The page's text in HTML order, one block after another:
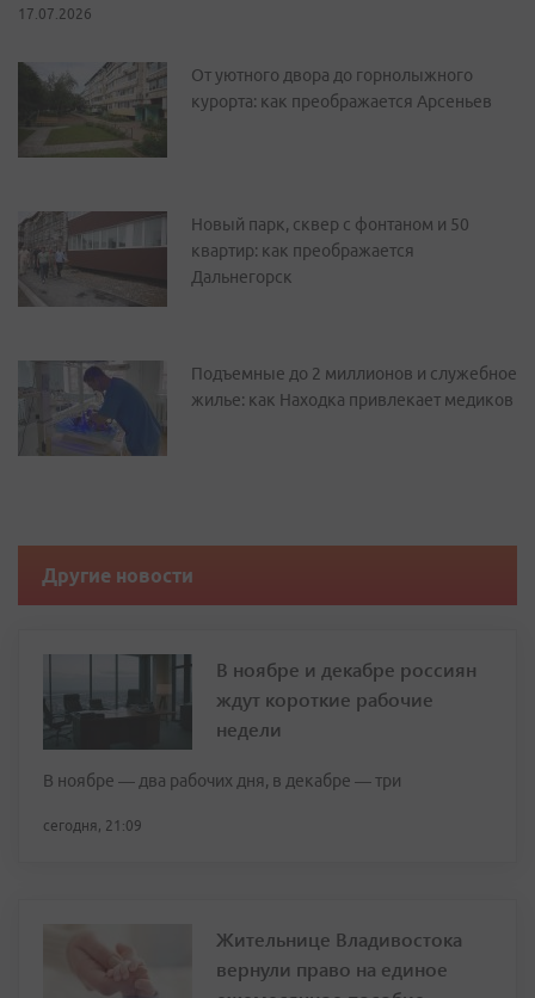
17.07.2026
От уютного двора до горнолыжного
курорта: как преображается Арсеньев
Новый парк, сквер с фонтаном и 50
квартир: как преображается
Дальнегорск
Подъемные до 2 миллионов и служебное
жилье: как Находка привлекает медиков
Другие новости
В ноябре и декабре россиян
ждут короткие рабочие
недели
В ноябре — два рабочих дня, в декабре — три
сегодня, 21:09
Жительнице Владивостока
вернули право на единое